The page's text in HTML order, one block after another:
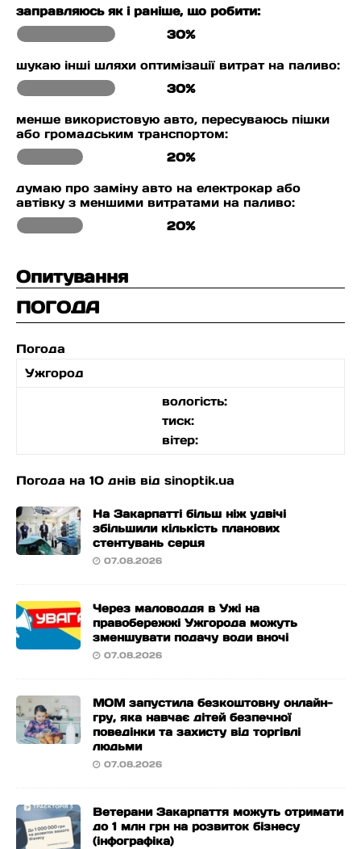
заправляюсь як і раніше, що робити:
30%
шукаю інші шляхи оптимізації витрат на паливо:
30%
менше використовую авто, пересуваюсь пішки
або громадським транспортом:
20%
думаю про заміну авто на електрокар або
автівку з меншими витратами на паливо:
20%
Опитування
ПОГОДА
Погода
Ужгород
вологість:
тиск:
вітер:
Погода на 10 днів від sinoptik.ua
На Закарпатті більш ніж удвічі
збільшили кількість планових
стентувань серця
07.08.2026
Через маловоддя в Ужі на
правобережжі Ужгорода можуть
зменшувати подачу води вночі
07.08.2026
МОМ запустила безкоштовну онлайн-
гру, яка навчає дітей безпечної
поведінки та захисту від торгівлі
людьми
07.08.2026
Ветерани Закарпаття можуть отримати
до 1 млн грн на розвиток бізнесу
(інфографіка)